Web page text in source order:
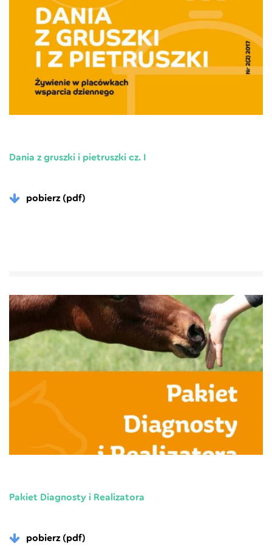
Dania z gruszki i pietruszki cz. I
pobierz (pdf)
Pakiet Diagnosty i Realizatora
pobierz (pdf)